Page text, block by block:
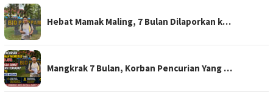
Hebat Mamak Maling, 7 Bulan Dilaporkan k…
Mangkrak 7 Bulan, Korban Pencurian Yang …